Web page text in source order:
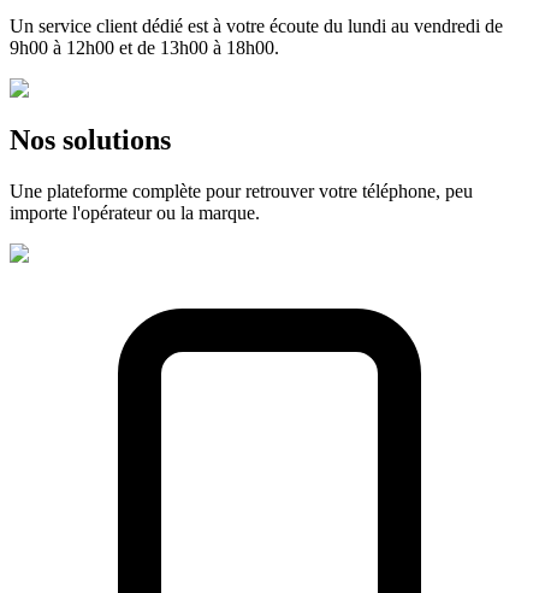
Un service client dédié est à votre écoute du lundi au vendredi de
9h00 à 12h00 et de 13h00 à 18h00.
Nos solutions
Une plateforme complète pour retrouver votre téléphone, peu
importe l'opérateur ou la marque.